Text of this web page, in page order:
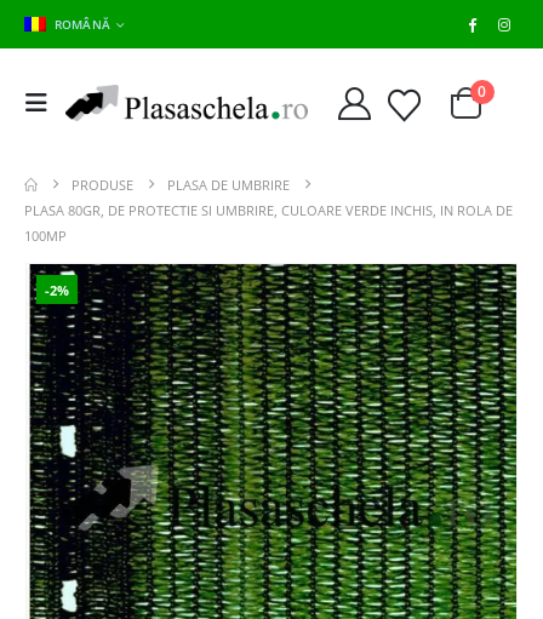
ROMÂNĂ
0
PRODUSE
PLASA DE UMBRIRE
PLASA 80GR, DE PROTECTIE SI UMBRIRE, CULOARE VERDE INCHIS, IN ROLA DE
100MP
-2%